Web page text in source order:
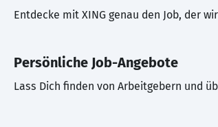
Entdecke mit XING genau den Job, der
Persönliche Job-Angebote
Lass Dich finden von Arbeitgebern und